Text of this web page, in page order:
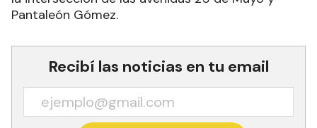
Pantaleón Gómez.
Recibí las noticias en tu email